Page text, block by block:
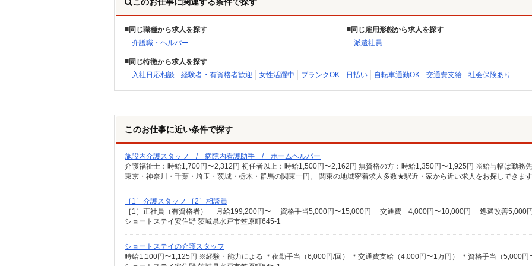
同じ職種から求人を探す
介護職・ヘルパー
同じ雇用形態から求人を探す
派遣社員
同じ特徴から求人を探す
入社日応相談
経験者・有資格者歓迎 女性活躍中 ブランクOK 日払い 自転車通勤OK 交通費支給 社会保険あり
このお仕事に近い条件で探す
施設内介護スタッフ / 病院内看護助手 / ホームヘルパー
東京・神奈川・千葉・埼玉・茨城・栃木・群馬の関東一円。 関東の地域密着求人多数★駅近・家から近い求人をお探しできます
［1］介護スタッフ ［2］相談員
ショートステイ安住野 茨城県水戸市笠原町645-1
ショートステイの介護スタッフ